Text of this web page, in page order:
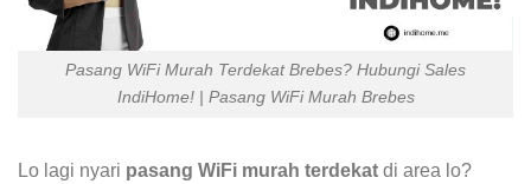
Pasang WiFi Murah Terdekat Brebes? Hubungi Sales
IndiHome! | Pasang WiFi Murah Brebes
Lo lagi nyari pasang WiFi murah terdekat di area lo?